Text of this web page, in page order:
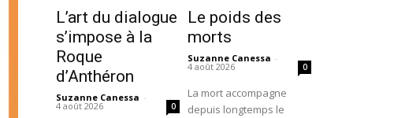
L’art du dialogue
s’impose à la
Roque
d’Anthéron
Suzanne Canessa -
4 août 2026 0
Le poids des
morts
Suzanne Canessa -
4 août 2026 0
La mort accompagne
depuis longtemps le